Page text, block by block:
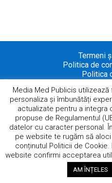
Termeni
Politica de
Politica
@2025 –
Media Med Publicis
personaliza și îmbunătăți
actualizate pentru a
propuse de Regulamentul
datelor cu caracter personal.
pe website te rugăm să
conținutul Politicii de
website confirmi acceptarea
AM ÎNȚELES
English